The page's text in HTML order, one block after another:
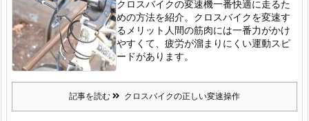
クロスバイクの変速機一番快適に走るた
めの方法を紹介。 クロスバイクを変速す
るメリット 人間の筋肉には一番力がかけ
やすくて、疲労が溜まりにくい運動スピ
ードがあります。
記事を読む クロスバイクの正しい変速操作